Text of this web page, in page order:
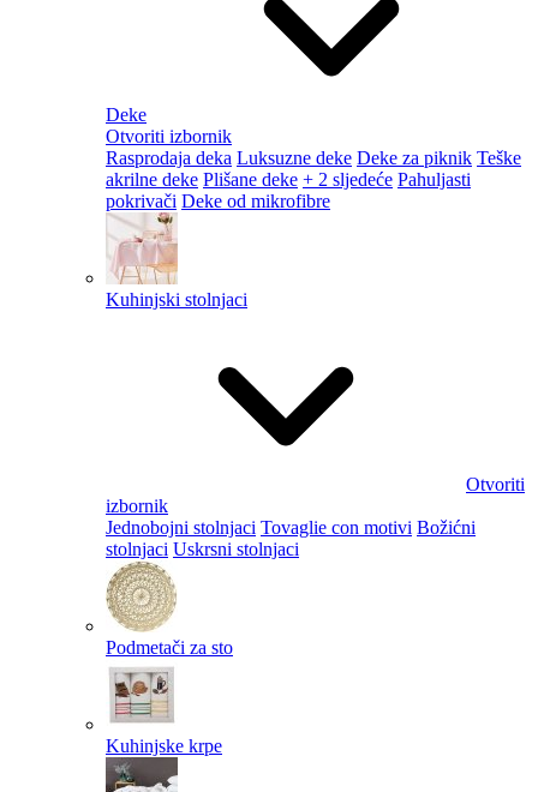
Deke
Otvoriti izbornik
Rasprodaja deka Luksuzne deke Deke za piknik Teške
akrilne deke Plišane deke + 2 sljedeće Pahuljasti
pokrivači Deke od mikrofibre
Kuhinjski stolnjaci
Otvoriti
izbornik
Jednobojni stolnjaci Tovaglie con motivi Božićni
stolnjaci Uskrsni stolnjaci
Podmetači za sto
Kuhinjske krpe